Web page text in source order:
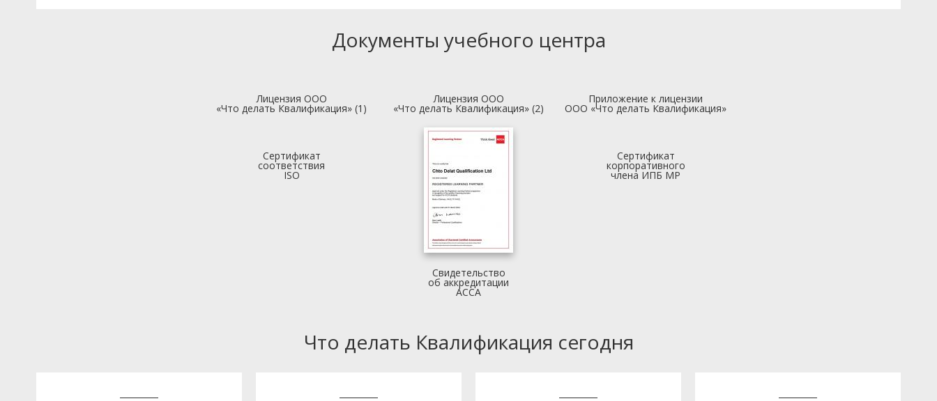
Документы учебного центра
Лицензия ООО
«Что делать Квалификация» (1)
Лицензия ООО
«Что делать Квалификация» (2)
Приложение к лицензии
ООО «Что делать Квалификация»
Сертификат
соответствия
ISO
Свидетельство
об аккредитации
АССА
Сертификат
корпоративного
члена ИПБ МР
Что делать Квалификация сегодня